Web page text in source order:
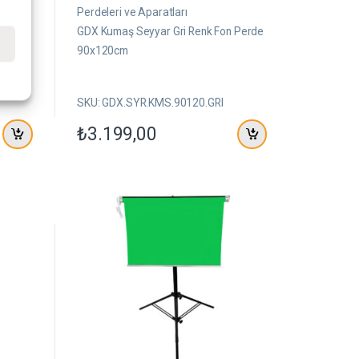
e
i
d
Perdeleri ve Aparatları
GDX Kumaş Seyyar Gri Renk Fon Perde
90x120cm
SKU: GDX.SYR.KMS.90120.GRI
₺3.199,00